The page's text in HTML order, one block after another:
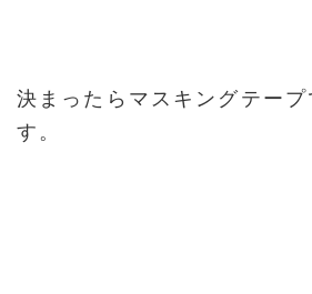
決まったらマスキングテープ
す。